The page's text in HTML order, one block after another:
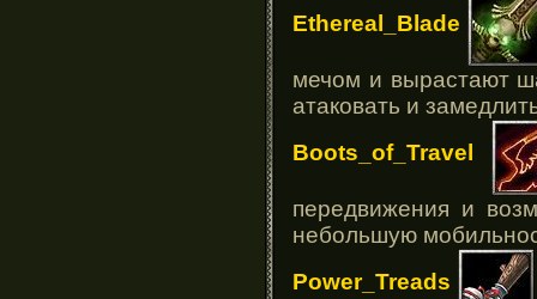
Ethereal_Blade
мечом и вырастают
атаковать и
Boots_of_Travel
передвижения и
небольшую
Power_Treads